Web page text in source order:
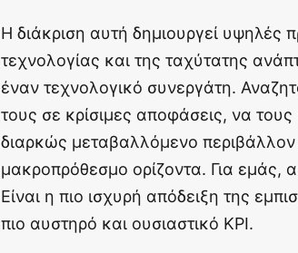
Η διάκριση αυτή δημιουργεί υψηλές
τεχνολογίας και της ταχύτατης
έναν τεχνολογικό συνεργάτη.
τους σε κρίσιμες αποφάσεις, να
διαρκώς μεταβαλλόμενο περιβάλλον
μακροπρόθεσμο ορίζοντα. Για εμάς,
Είναι η πιο ισχυρή απόδειξη της
πιο αυστηρό και ουσιαστικό KPI.